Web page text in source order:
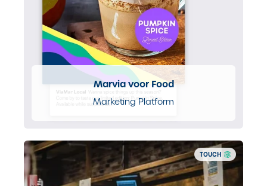
Marvia voor Food
Marketing Platform
TOUCH